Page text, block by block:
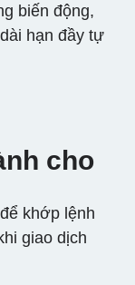
biến động,
hạn đầy tự
cho
khớp lệnh
giao dịch